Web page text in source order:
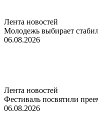
Лента новостей
Молодежь выбирает
06.08.2026
Лента новостей
Фестиваль посвятили
06.08.2026